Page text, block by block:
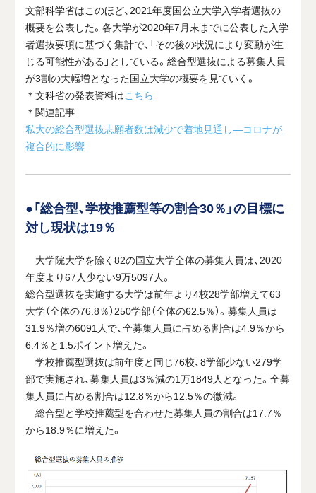
文部科学省はこのほど、2021年度国公立大学入学者選抜の
概要を公表した。各大学が2020年7月末までに公表した入学
者選抜要項に基づく集計で、「その後の状況により変動が生
じる可能性がある」としている。総合型選抜による募集人員
が3割の大幅増となった国立大学の概要を見ていく。
＊文科省の発表資料はこちら
＊関連記事
私大の総合型選抜志願者数は減少で着地見通し―コロナが
複合的に影響
●「総合型、学校推薦型等の割合30％」の目標に
対し現状は19％
大学院大学を除く82の国立大学全体の募集人員は、2020
年度より67人少ない9万5097人。
総合型選抜を実施する大学は前年より4校28学部増えて63
大学（全体の76.8％）250学部（全体の62.5％）。募集人員は
31.9％増の6091人で、全募集人員に占める割合は4.9％から
6.4％と1.5ポイント増えた。
学校推薦型選抜は前年度と同じ76校、8学部少ない279学
部で実施され、募集人員は3％減の1万1849人となった。全募
集人員に占める割合は12.8％から12.5％の微減。
総合型と学校推薦型を合わせた募集人員の割合は17.7％
から18.9％に増えた。